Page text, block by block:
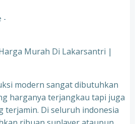
-
Murah Di Lakarsantri |
modern sangat dibutuhkan
harganya terjangkau tapi juga
terjamin. Di seluruh indonesia